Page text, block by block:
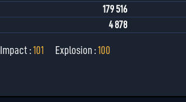
179 516
4 878
Impact :101 Explosion :100